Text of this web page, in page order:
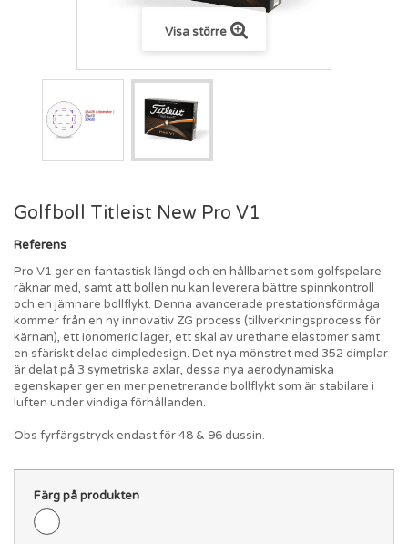
Visa större
Golfboll Titleist New Pro V1
Referens
Pro V1 ger en fantastisk längd och en hållbarhet som golfspelare
räknar med, samt att bollen nu kan leverera bättre spinnkontroll
och en jämnare bollflykt. Denna avancerade prestationsförmåga
kommer från en ny innovativ ZG process (tillverkningsprocess för
kärnan), ett ionomeric lager, ett skal av urethane elastomer samt
en sfäriskt delad dimpledesign. Det nya mönstret med 352 dimplar
är delat på 3 symetriska axlar, dessa nya aerodynamiska
egenskaper ger en mer penetrerande bollflykt som är stabilare i
luften under vindiga förhållanden.
Obs fyrfärgstryck endast för 48 & 96 dussin.
Färg på produkten